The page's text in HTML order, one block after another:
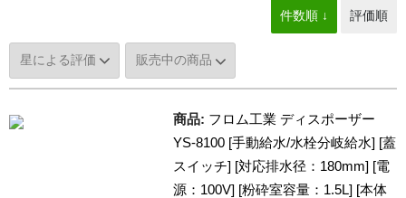
件数順 ↓ 評価順
商品: フロム工業 ディスポーザー
YS-8100 [手動給水/水栓分岐給水] [蓋
スイッチ] [対応排水径：180mm] [電
源：100V] [粉砕室容量：1.5L] [本体